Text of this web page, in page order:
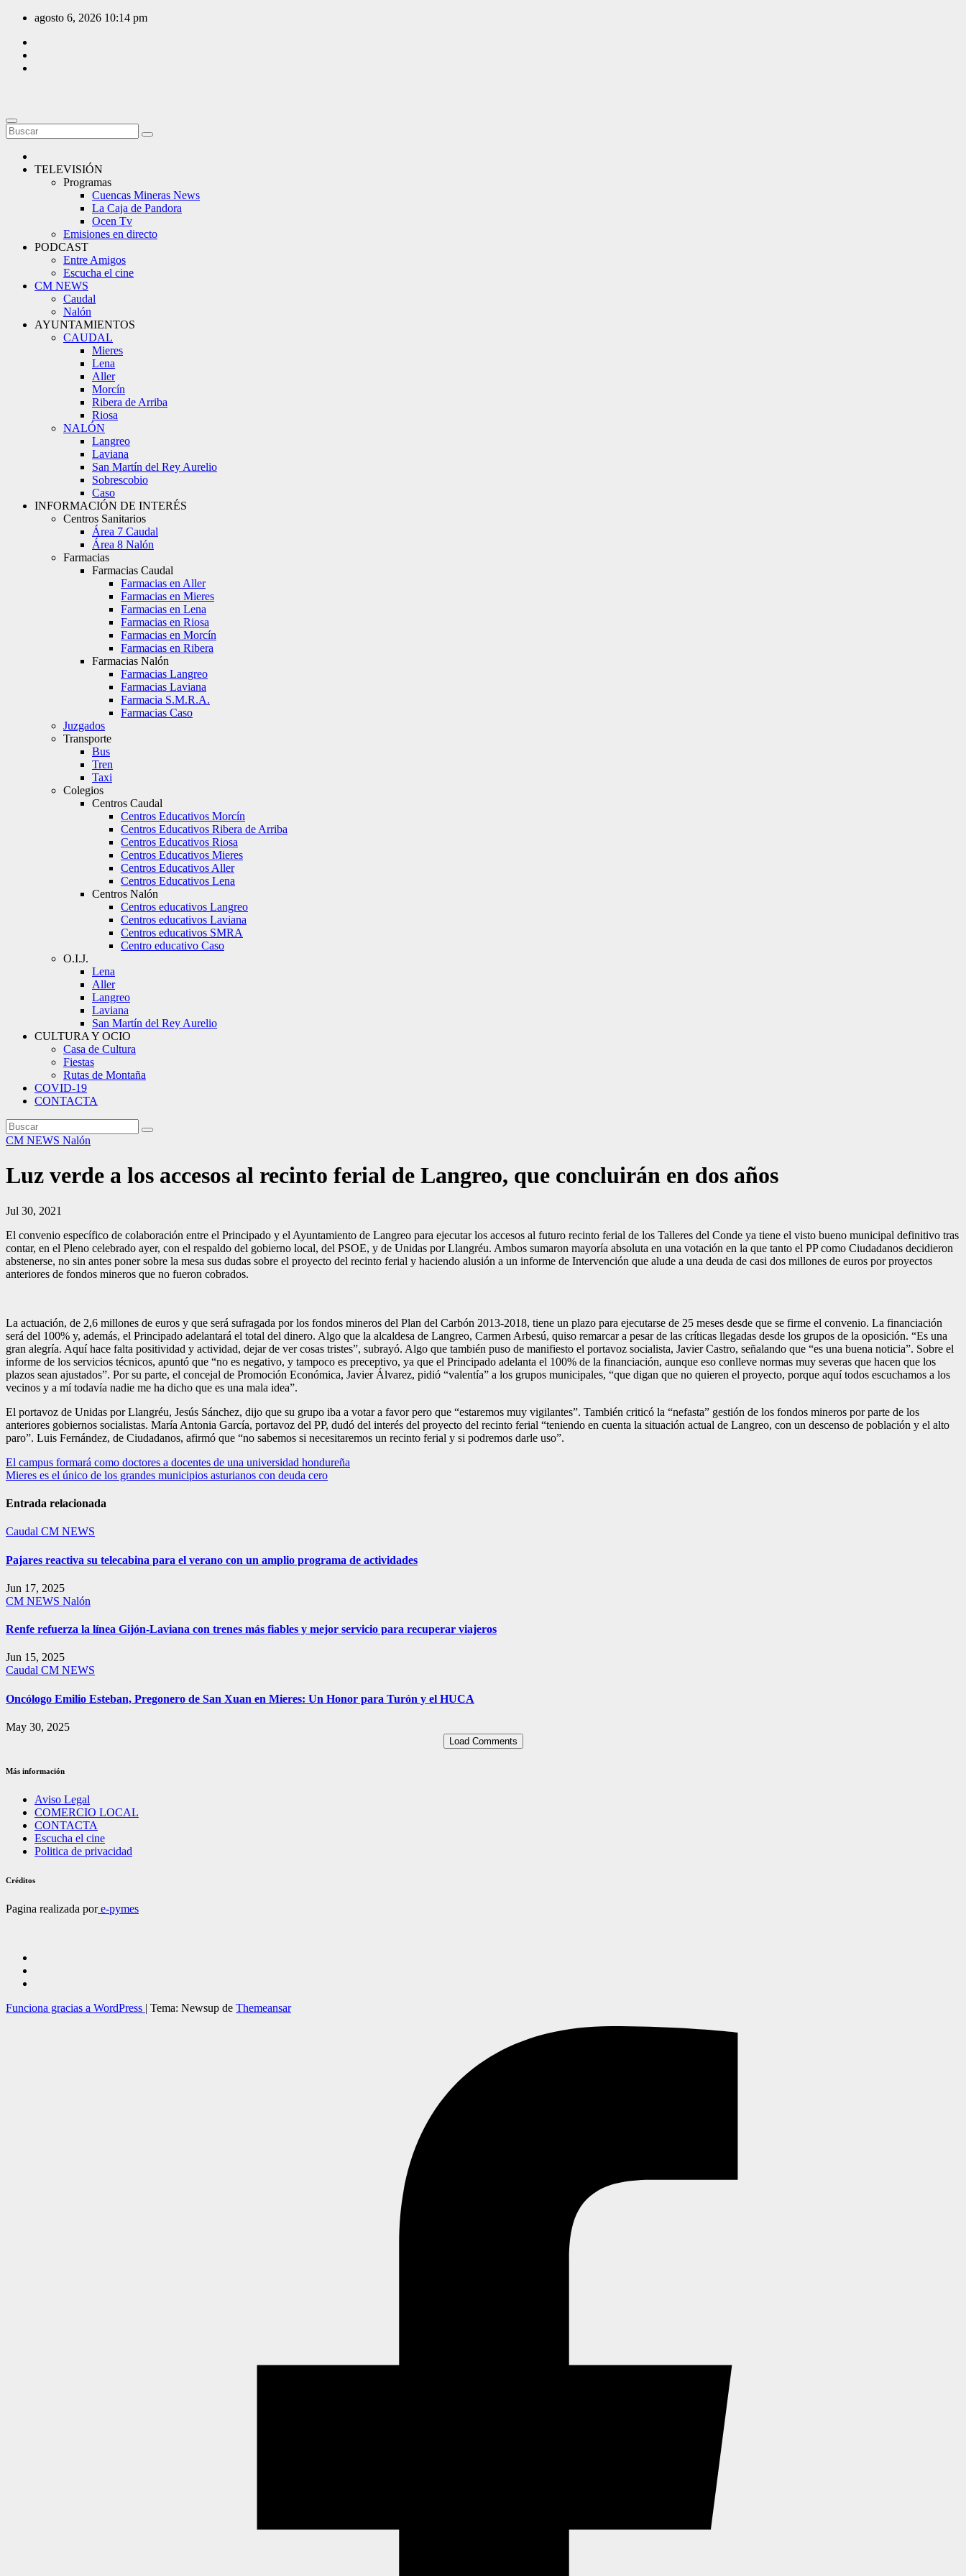
Saltar
contenido
agosto 6, 2026 10:14 pm
TELEVISIÓN
Programas
Cuencas Mineras News
La Caja de Pandora
Ocen Tv
Emisiones en directo
PODCAST
Entre Amigos
Escucha el cine
CM NEWS
Caudal
Nalón
AYUNTAMIENTOS
CAUDAL
Mieres
Lena
Aller
Morcín
Ribera de Arriba
Riosa
NALÓN
Langreo
Laviana
San Martín del Rey Aurelio
Sobrescobio
Caso
INFORMACIÓN DE INTERÉS
Centros Sanitarios
Área 7 Caudal
Área 8 Nalón
Farmacias
Farmacias Caudal
Farmacias en Aller
Farmacias en Mieres
Farmacias en Lena
Farmacias en Riosa
Farmacias en Morcín
Farmacias en Ribera
Farmacias Nalón
Farmacias Langreo
Farmacias Laviana
Farmacia S.M.R.A.
Farmacias Caso
Juzgados
Transporte
Bus
Tren
Taxi
Colegios
Centros Caudal
Centros Educativos Morcín
Centros Educativos Ribera de Arriba
Centros Educativos Riosa
Centros Educativos Mieres
Centros Educativos Aller
Centros Educativos Lena
Centros Nalón
Centros educativos Langreo
Centros educativos Laviana
Centros educativos SMRA
Centro educativo Caso
O.I.J.
Lena
Aller
Langreo
Laviana
San Martín del Rey Aurelio
CULTURA Y OCIO
Casa de Cultura
Fiestas
Rutas de Montaña
COVID-19
CONTACTA
CM NEWS Nalón
Luz verde a los accesos al recinto ferial de Langreo, que concluirán en dos años
Jul 30, 2021
El convenio específico de colaboración entre el Principado y el Ayuntamiento de Langreo para ejecutar los accesos al futuro recinto ferial de los Talleres del Conde ya tiene el visto bueno municipal definitivo tras
contar, en el Pleno celebrado ayer, con el respaldo del gobierno local, del PSOE, y de Unidas por Llangréu. Ambos sumaron mayoría absoluta en una votación en la que tanto el PP como Ciudadanos decidieron
abstenerse, no sin antes poner sobre la mesa sus dudas sobre el proyecto del recinto ferial y haciendo alusión a un informe de Intervención que alude a una deuda de casi dos millones de euros por proyectos
anteriores de fondos mineros que no fueron cobrados.
La actuación, de 2,6 millones de euros y que será sufragada por los fondos mineros del Plan del Carbón 2013-2018, tiene un plazo para ejecutarse de 25 meses desde que se firme el convenio. La financiación
será del 100% y, además, el Principado adelantará el total del dinero. Algo que la alcaldesa de Langreo, Carmen Arbesú, quiso remarcar a pesar de las críticas llegadas desde los grupos de la oposición. “Es una
gran alegría. Aquí hace falta positividad y actividad, dejar de ver cosas tristes”, subrayó. Algo que también puso de manifiesto el portavoz socialista, Javier Castro, señalando que “es una buena noticia”. Sobre el
informe de los servicios técnicos, apuntó que “no es negativo, y tampoco es preceptivo, ya que el Principado adelanta el 100% de la financiación, aunque eso conlleve normas muy severas que hacen que los
plazos sean ajustados”. Por su parte, el concejal de Promoción Económica, Javier Álvarez, pidió “valentía” a los grupos municipales, “que digan que no quieren el proyecto, porque aquí todos escuchamos a los
vecinos y a mí todavía nadie me ha dicho que es una mala idea”.
El portavoz de Unidas por Llangréu, Jesús Sánchez, dijo que su grupo iba a votar a favor pero que “estaremos muy vigilantes”. También criticó la “nefasta” gestión de los fondos mineros por parte de los
anteriores gobiernos socialistas. María Antonia García, portavoz del PP, dudó del interés del proyecto del recinto ferial “teniendo en cuenta la situación actual de Langreo, con un descenso de población y el alto
paro”. Luis Fernández, de Ciudadanos, afirmó que “no sabemos si necesitaremos un recinto ferial y si podremos darle uso”.
Navegación
de
entradas
El campus formará como doctores a docentes de una universidad hondureña
Mieres es el único de los grandes municipios asturianos con deuda cero
Entrada relacionada
Caudal CM NEWS
Pajares reactiva su telecabina para el verano con un amplio programa de actividades
Jun 17, 2025
CM NEWS Nalón
Renfe refuerza la línea Gijón-Laviana con trenes más fiables y mejor servicio para recuperar viajeros
Jun 15, 2025
Caudal CM NEWS
Oncólogo Emilio Esteban, Pregonero de San Xuan en Mieres: Un Honor para Turón y el HUCA
May 30, 2025
Load Comments
Más información
Aviso Legal
COMERCIO LOCAL
CONTACTA
Escucha el cine
Politica de privacidad
Créditos
Pagina realizada pore-pymes
Funciona gracias a WordPress | Tema: Newsup de Themeansar